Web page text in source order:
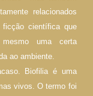
relacionados
científica que
uma certa
ao ambiente.
Biofilia é uma
vivos. O termo foi